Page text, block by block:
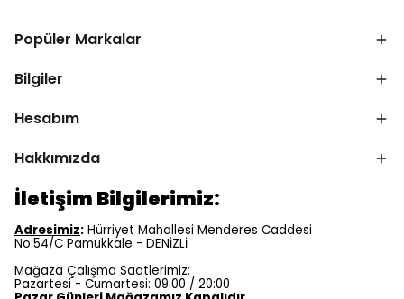
Popüler Markalar
Bilgiler
Hesabım
Hakkımızda
İletişim Bilgilerimiz:
Adresimiz: Hürriyet Mahallesi Menderes Caddesi
No:54/C Pamukkale - DENİZLİ
Mağaza Çalışma Saatlerimiz:
Pazartesi - Cumartesi: 09:00 / 20:00